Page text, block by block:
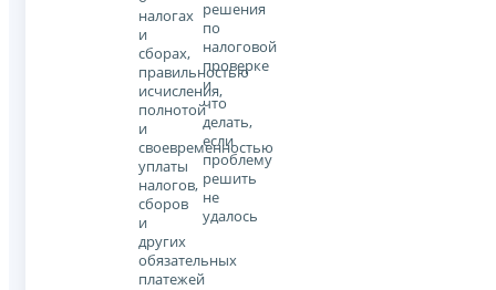
налогах
и
сборах,
правильностью
исчисления,
полнотой
и
своевременностью
уплаты
налогов,
сборов
и
других
обязательных
платежей
решения
по
налоговой
проверке
и
что
делать,
если
проблему
решить
не
удалось